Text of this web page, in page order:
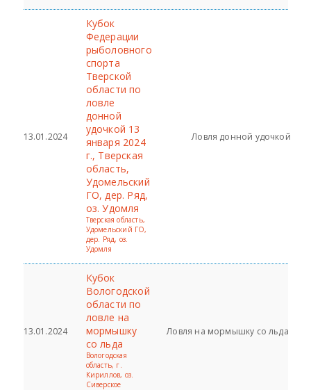
13.01.2024
Кубок
Федерации
рыболовного
спорта
Тверской
области по
ловле
донной
удочкой 13
января 2024
г., Тверская
область,
Удомельский
ГО, дер. Ряд,
оз. Удомля
Тверская область,
Удомельский ГО,
дер. Ряд, оз.
Удомля
Ловля донной удочкой
13.01.2024
Кубок
Вологодской
области по
ловле на
мормышку
со льда
Вологодская
область, г.
Кириллов, оз.
Сиверское
Ловля на мормышку со льда